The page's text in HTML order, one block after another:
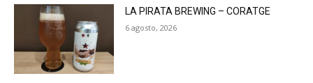
LA PIRATA BREWING – CORATGE
6 agosto, 2026